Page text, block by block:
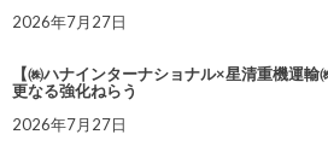
2026年7月27日
【㈱ハナインターナショナル×星清重機運
更なる強化ねらう
2026年7月27日